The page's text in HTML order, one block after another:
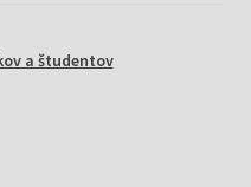
a študentov